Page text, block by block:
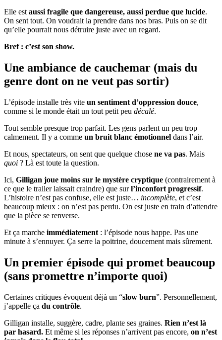
Elle est aussi fragile que dangereuse, aussi perdue que lucide.
On sent tout. On voudrait la prendre dans nos bras. Puis on se dit
qu’elle pourrait nous détruire juste avec un regard.
Bref : c’est son show.
Une ambiance de cauchemar (mais du
genre dont on ne veut pas sortir)
L’épisode installe très vite un sentiment d’oppression douce,
comme si le monde était un tout petit peu décalé.
Tout semble presque trop parfait. Les gens parlent un peu trop
calmement. Il y a comme un bruit blanc émotionnel dans l’air.
Et nous, spectateurs, on sent que quelque chose ne va pas. Mais
quoi ? Là est toute la question.
Ici, Gilligan joue moins sur le mystère cryptique (contrairement à
ce que le trailer laissait craindre) que surl’inconfort progressif.
L’histoire n’est pas confuse, elle est juste… incomplète, et c’est
beaucoup mieux : on n’est pas perdu. On est juste en train d’attendre
que la pièce se renverse.
Et ça marche immédiatement : l’épisode nous happe. Pas une
minute à s’ennuyer. Ça serre la poitrine, doucement mais sûrement.
Un premier épisode qui promet beaucoup
(sans promettre n’importe quoi)
Certaines critiques évoquent déjà un “slow burn”. Personnellement,
j’appelle ça du contrôle.
Gilligan installe, suggère, cadre, plante ses graines. Rien n’est là
par hasard. Et même si les réponses n’arrivent pas encore, on n’est